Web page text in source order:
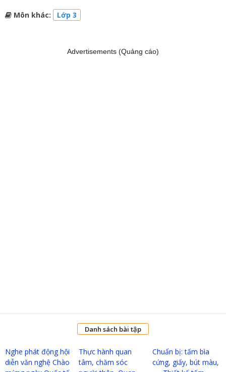
Môn khác: Lớp 3
Advertisements (Quảng cáo)
Danh sách bài tập
Nghe phát động hội
diễn văn nghệ Chào
Thực hành quan
tâm, chăm sóc
Chuẩn bị: tấm bìa
cứng, giấy, bút màu,